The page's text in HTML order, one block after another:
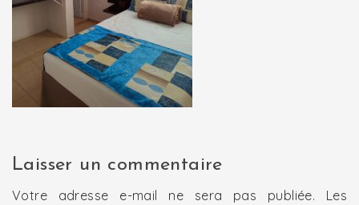
Laisser un commentaire
Votre adresse e-mail ne sera pas publiée.
Les